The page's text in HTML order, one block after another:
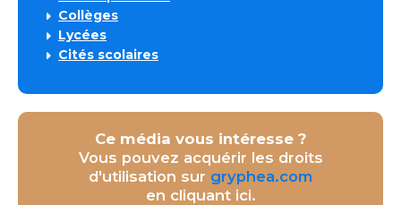
Collèges
Lycées
Cités scolaires
Ce média vous intéresse ?
Vous pouvez acquérir les droits
d'utilisation sur gryphea.com
en cliquant ici.